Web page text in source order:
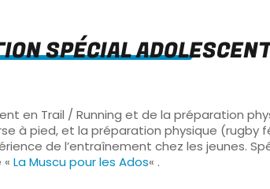
SPÉCIAL
en Trail / Running et de la préparation
à pied, et la préparation physique (rugby
de l’entraînement chez les jeunes.
La Muscu pour les Ados« .